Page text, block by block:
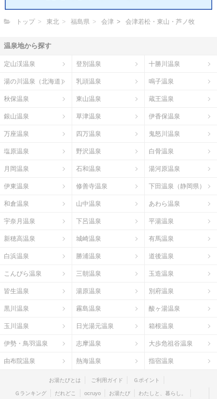
トップ 東北 福島県 会津 会津若松・東山・芦ノ牧
温泉地から探す
定山渓温泉 登別温泉 十勝川温泉
湯の川温泉（北海道） 乳頭温泉 鳴子温泉
秋保温泉 東山温泉 蔵王温泉
銀山温泉 草津温泉 伊香保温泉
万座温泉 四万温泉 鬼怒川温泉
塩原温泉 野沢温泉 白骨温泉
月岡温泉 石和温泉 湯河原温泉
伊東温泉 修善寺温泉 下田温泉（静岡県）
和倉温泉 山中温泉 あわら温泉
宇奈月温泉 下呂温泉 平湯温泉
新穂高温泉 城崎温泉 有馬温泉
白浜温泉 勝浦温泉 道後温泉
こんぴら温泉 三朝温泉 玉造温泉
皆生温泉 湯原温泉 別府温泉
黒川温泉 霧島温泉 酸ヶ湯温泉
玉川温泉 日光湯元温泉 箱根温泉
伊勢・鳥羽温泉 志摩温泉 大歩危祖谷温泉
由布院温泉 熱海温泉 指宿温泉
お湯たびとは ご利用ガイド Ｇポイント
Ｇランキング だれどこ ocruyo お湯たび
わたしと、暮らし。